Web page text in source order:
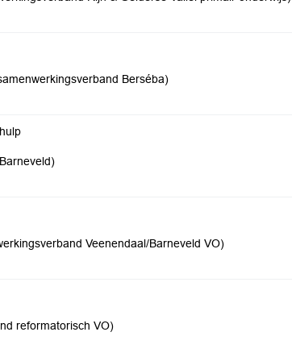
Berséba)
Veenendaal/Barneveld VO)
reformatorisch VO)